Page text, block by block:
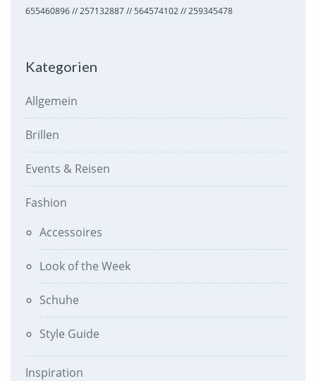
655460896 // 257132887 // 564574102 // 259345478
Kategorien
Allgemein
Brillen
Events & Reisen
Fashion
Accessoires
Look of the Week
Schuhe
Style Guide
Inspiration